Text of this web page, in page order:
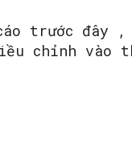
trước đây
chỉnh vào